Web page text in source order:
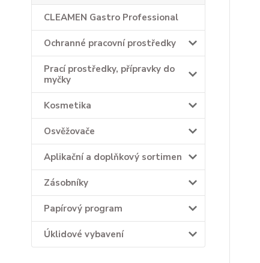
CLEAMEN Gastro Professional
Ochranné pracovní prostředky
Prací prostředky, přípravky do
myčky
Kosmetika
Osvěžovače
Aplikační a doplňkový sortimen
Zásobníky
Papírový program
Úklidové vybavení